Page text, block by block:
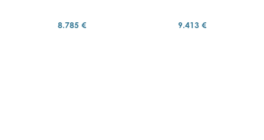
8.785 € 9.413 €